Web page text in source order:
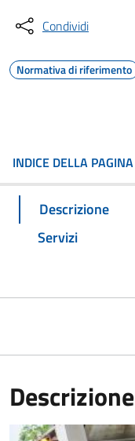
Condividi
Normativa di riferimento
INDICE DELLA PAGINA
Descrizione
Servizi
Descrizione